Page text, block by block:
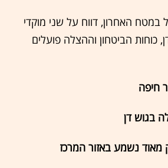
במטח האחרון, דווח על שני מוקדי
כוחות הביטחון וההצלה פועלים